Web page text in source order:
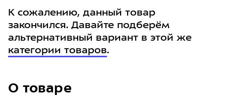
О товаре
К сожалению, данный товар
закончился. Давайте подберём
альтернативный вариант в этой же
категории товаров.